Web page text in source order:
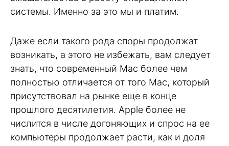
системы. Именно за это мы и платим.
Даже если такого рода споры продолжат
возникать, а этого не избежать, вам следует
знать, что современный Mac более чем
полностью отличается от того Mac, который
присутствовал на рынке еще в конце
прошлого десятилетия. Apple более не
числится в числе догоняющих и спрос на ее
компьютеры продолжает расти, как и доля